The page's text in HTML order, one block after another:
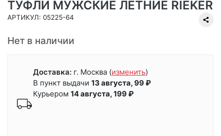
ТУФЛИ МУЖСКИЕ ЛЕТНИЕ RIEKER
АРТИКУЛ: 05225-64
Нет в наличии
Доставка: г. Москва (изменить)
В пункт выдачи 13 августа, 99 ₽
Курьером 14 августа, 199 ₽